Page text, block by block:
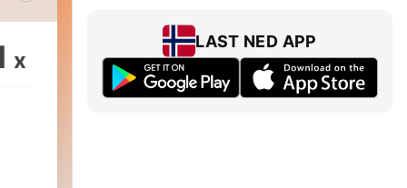
x
LAST NED APP